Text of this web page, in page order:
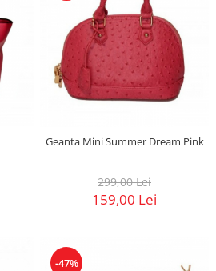
Geanta Mini Summer Dream Pink
299,00 Lei
159,00 Lei
-47%